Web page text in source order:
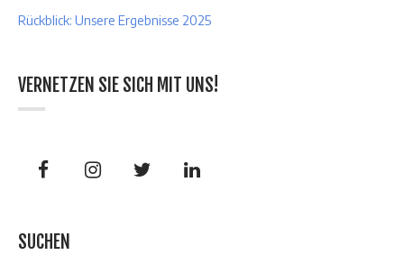
Rückblick: Unsere Ergebnisse 2025
VERNETZEN SIE SICH MIT UNS!
SUCHEN